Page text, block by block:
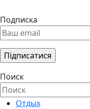
Подписка
Поиск
Отдых